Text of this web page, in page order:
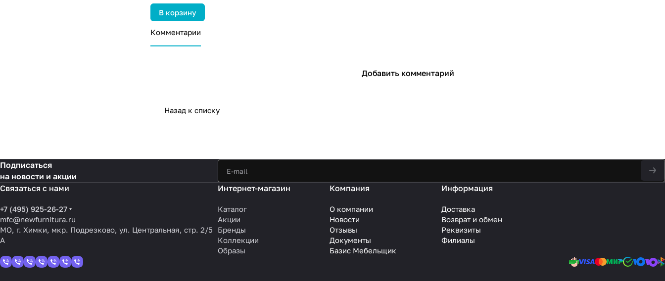
В корзину
Комментарии
Добавить комментарий
Назад к списку
Подписаться
на новости и акции
Связаться с нами
+7 (495) 925-26-27
mfc@newfurnitura.ru
МО, г. Химки, мкр. Подрезково, ул. Центральная, стр. 2/5
А
Интернет-магазин
Каталог
Акции
Бренды
Коллекции
Образы
Компания
О компании
Новости
Отзывы
Документы
Базис Мебельщик
Информация
Доставка
Возврат и обмен
Реквизиты
Филиалы